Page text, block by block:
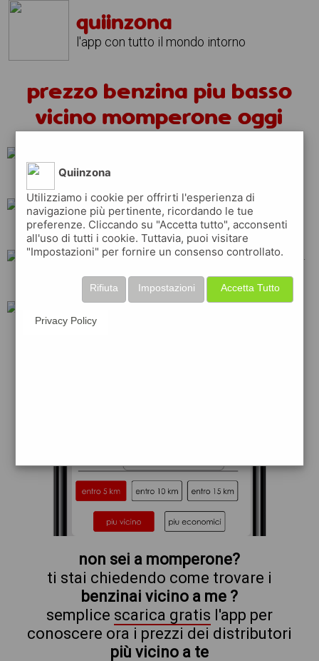
quiinzona
l'app con tutto il mondo intorno
prezzo benzina piu basso
vicino momperone oggi
erg q8 shell
total tamoil
non sei a momperone?
ti stai chiedendo come trovare i
benzinai vicino a me ?
semplice scarica gratis l'app per
conoscere ora i prezzi dei distributori
più vicino a te
Quiinzona
Utilizziamo i cookie per offrirti l'esperienza di
navigazione più pertinente, ricordando le tue
preferenze. Cliccando su "Accetta tutto", acconsenti
all'uso di tutti i cookie. Tuttavia, puoi visitare
"Impostazioni" per fornire un consenso controllato.
Accetta Tutto
Impostazioni
Rifiuta
Privacy Policy